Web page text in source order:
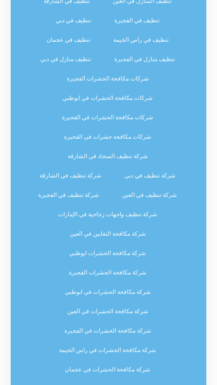
تنظيف في الفجيرة تنظيف في دبي
تنظيف في راس الخيمة تنظيف في عجمان
تنظيف منازل في الفجيرة تنظيف منازل في دبي
شركات مكافحة الحشرات الفجيرة
شركات مكافحة الحشرات في ابوظبي
شركات مكافحة الحشرات في الفجيرة
شركات مكافحة حشرات في الفجيرة
شركة تنظيف السجاد في الشارقة
شركة تنظيف في دبي شركة تنظيف في الشارقة
شركة تنظيف في العين شركة تنظيف في الفجيرة
شركة تنظيف واجهات زجاجية في الإمارات
شركة مكافحة الثعابين في العين
شركة مكافحة الحشرات ابوظبي
شركة مكافحة الحشرات الفجيرة
شركة مكافحة الحشرات في ابوظبي
شركة مكافحة الحشرات في العين
شركة مكافحة الحشرات في الفجيرة
شركة مكافحة الحشرات في راس الخيمة
شركة مكافحة الحشرات في عجمان